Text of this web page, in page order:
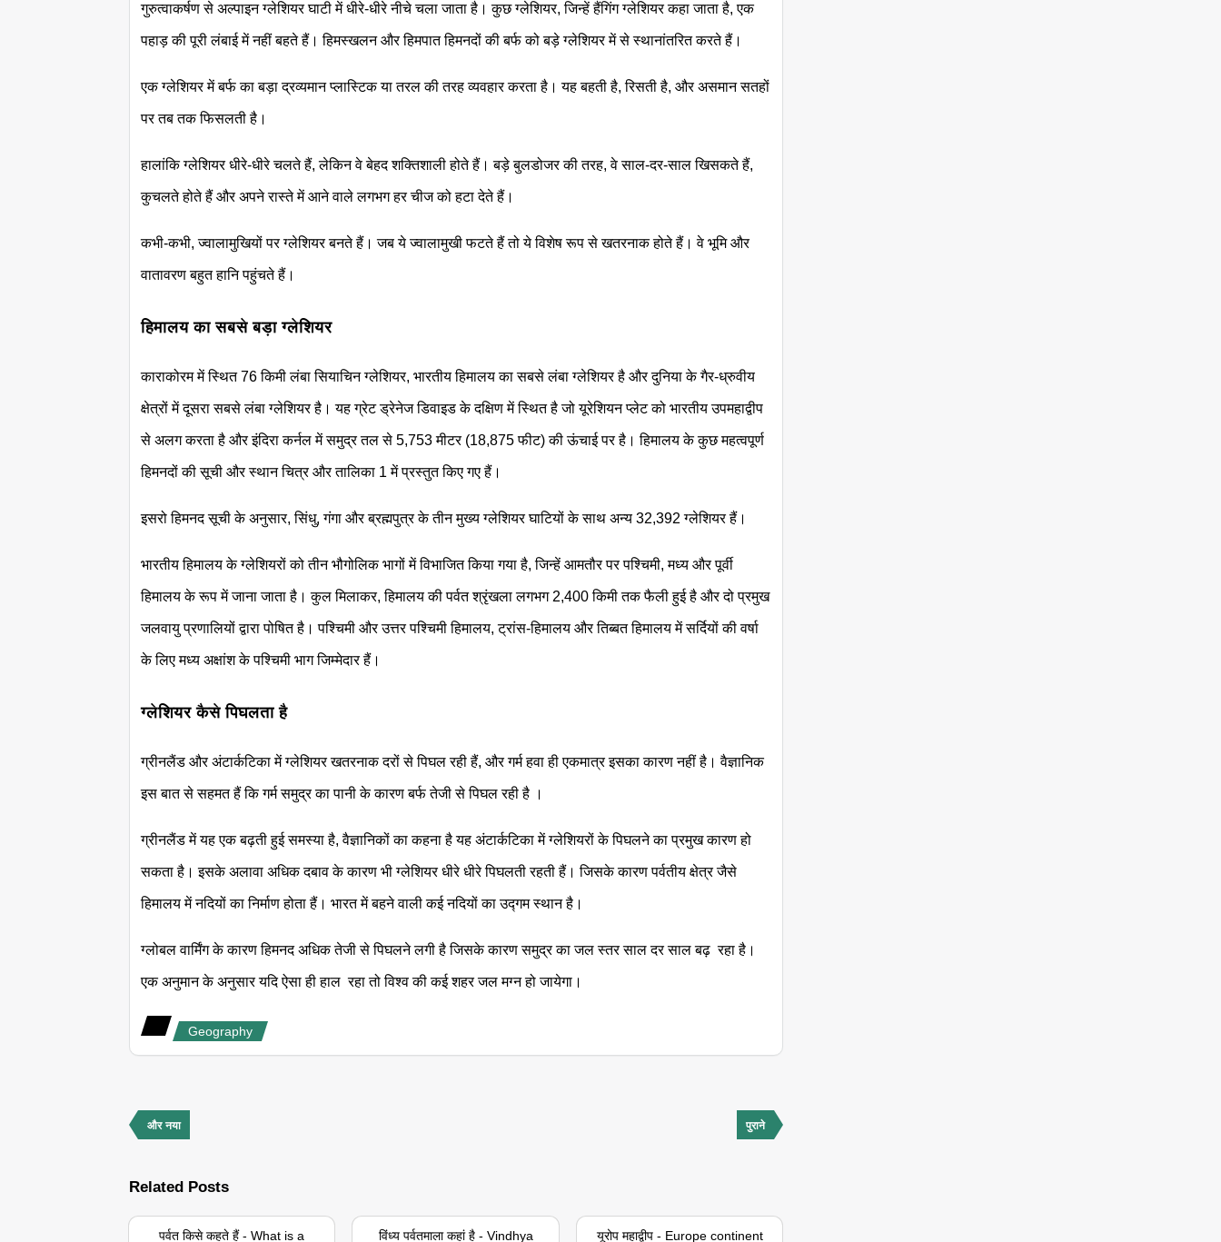
गुरुत्वाकर्षण से अल्पाइन ग्लेशियर घाटी में धीरे-धीरे नीचे चला जाता है। कुछ ग्लेशियर, जिन्हें हैंगिंग ग्लेशियर कहा जाता है, एक
पहाड़ की पूरी लंबाई में नहीं बहते हैं। हिमस्खलन और हिमपात हिमनदों की बर्फ को बड़े ग्लेशियर में से स्थानांतरित करते हैं।
एक ग्लेशियर में बर्फ का बड़ा द्रव्यमान प्लास्टिक या तरल की तरह व्यवहार करता है। यह बहती है, रिसती है, और असमान सतहों
पर तब तक फिसलती है।
हालांकि ग्लेशियर धीरे-धीरे चलते हैं, लेकिन वे बेहद शक्तिशाली होते हैं। बड़े बुलडोजर की तरह, वे साल-दर-साल खिसकते हैं,
कुचलते होते हैं और अपने रास्ते में आने वाले लगभग हर चीज को हटा देते हैं।
कभी-कभी, ज्वालामुखियों पर ग्लेशियर बनते हैं। जब ये ज्वालामुखी फटते हैं तो ये विशेष रूप से खतरनाक होते हैं। वे भूमि और
वातावरण बहुत हानि पहुंचते हैं।
हिमालय का सबसे बड़ा ग्लेशियर
काराकोरम में स्थित 76 किमी लंबा सियाचिन ग्लेशियर, भारतीय हिमालय का सबसे लंबा ग्लेशियर है और दुनिया के गैर-ध्रुवीय
क्षेत्रों में दूसरा सबसे लंबा ग्लेशियर है। यह ग्रेट ड्रेनेज डिवाइड के दक्षिण में स्थित है जो यूरेशियन प्लेट को भारतीय उपमहाद्वीप
से अलग करता है और इंदिरा कर्नल में समुद्र तल से 5,753 मीटर (18,875 फीट) की ऊंचाई पर है। हिमालय के कुछ महत्वपूर्ण
हिमनदों की सूची और स्थान चित्र और तालिका 1 में प्रस्तुत किए गए हैं।
इसरो हिमनद सूची के अनुसार, सिंधु, गंगा और ब्रह्मपुत्र के तीन मुख्य ग्लेशियर घाटियों के साथ अन्य 32,392 ग्लेशियर हैं।
भारतीय हिमालय के ग्लेशियरों को तीन भौगोलिक भागों में विभाजित किया गया है, जिन्हें आमतौर पर पश्चिमी, मध्य और पूर्वी
हिमालय के रूप में जाना जाता है। कुल मिलाकर, हिमालय की पर्वत श्रृंखला लगभग 2,400 किमी तक फैली हुई है और दो प्रमुख
जलवायु प्रणालियों द्वारा पोषित है। पश्चिमी और उत्तर पश्चिमी हिमालय, ट्रांस-हिमालय और तिब्बत हिमालय में सर्दियों की वर्षा
के लिए मध्य अक्षांश के पश्चिमी भाग जिम्मेदार हैं।
ग्लेशियर कैसे पिघलता है
ग्रीनलैंड और अंटार्कटिका में ग्लेशियर खतरनाक दरों से पिघल रही हैं, और गर्म हवा ही एकमात्र इसका कारण नहीं है। वैज्ञानिक
इस बात से सहमत हैं कि गर्म समुद्र का पानी के कारण बर्फ तेजी से पिघल रही है ।
ग्रीनलैंड में यह एक बढ़ती हुई समस्या है, वैज्ञानिकों का कहना है यह अंटार्कटिका में ग्लेशियरों के पिघलने का प्रमुख कारण हो
सकता है। इसके अलावा अधिक दबाव के कारण भी ग्लेशियर धीरे धीरे पिघलती रहती हैं। जिसके कारण पर्वतीय क्षेत्र जैसे
हिमालय में नदियों का निर्माण होता हैं। भारत में बहने वाली कई नदियों का उद्गम स्थान है।
ग्लोबल वार्मिंग के कारण हिमनद अधिक तेजी से पिघलने लगी है जिसके कारण समुद्र का जल स्तर साल दर साल बढ़ रहा है।
एक अनुमान के अनुसार यदि ऐसा ही हाल रहा तो विश्व की कई शहर जल मग्न हो जायेगा।
Geography
और नया पुराने
Related Posts
पर्वत किसे कहते हैं - What is a विंध्य पर्वतमाला कहां है - Vindhya यूरोप महाद्वीप - Europe continent